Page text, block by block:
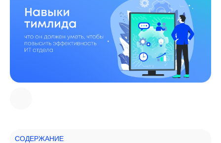
СОДЕРЖАНИЕ